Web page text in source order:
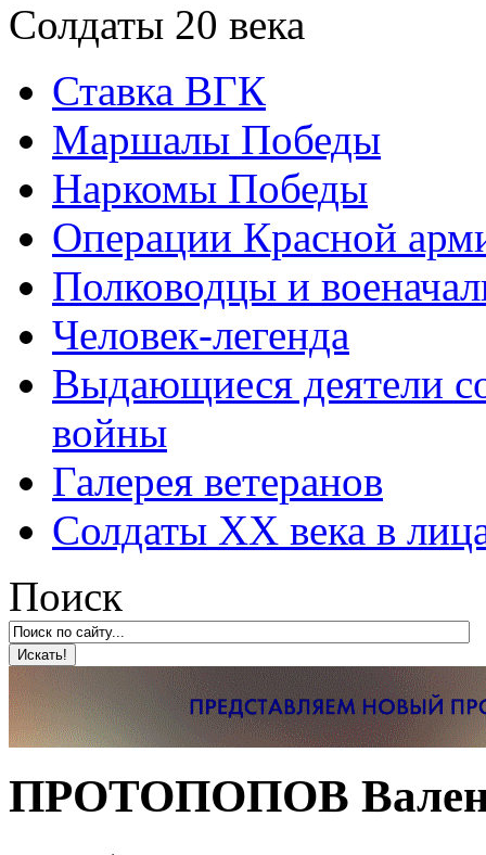
Солдаты 20 века
Ставка ВГК
Маршалы Победы
Наркомы Победы
Операции Красной
Полководцы и
Человек-легенда
Выдающиеся деятели
войны
Галерея ветеранов
Солдаты XX века в
Поиск
ПРОТОПОПОВ